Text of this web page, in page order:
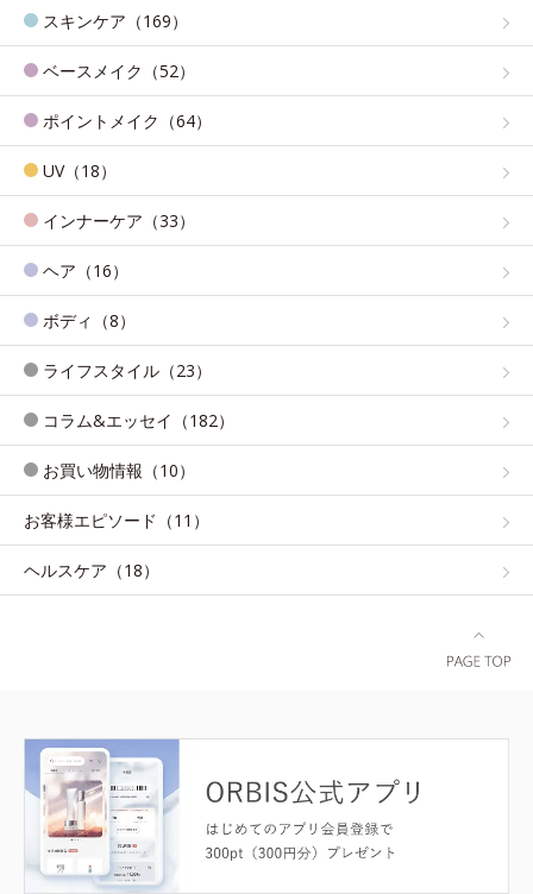
スキンケア（169）
ベースメイク（52）
ポイントメイク（64）
UV（18）
インナーケア（33）
ヘア（16）
ボディ（8）
ライフスタイル（23）
コラム&エッセイ（182）
お買い物情報（10）
お客様エピソード（11）
ヘルスケア（18）